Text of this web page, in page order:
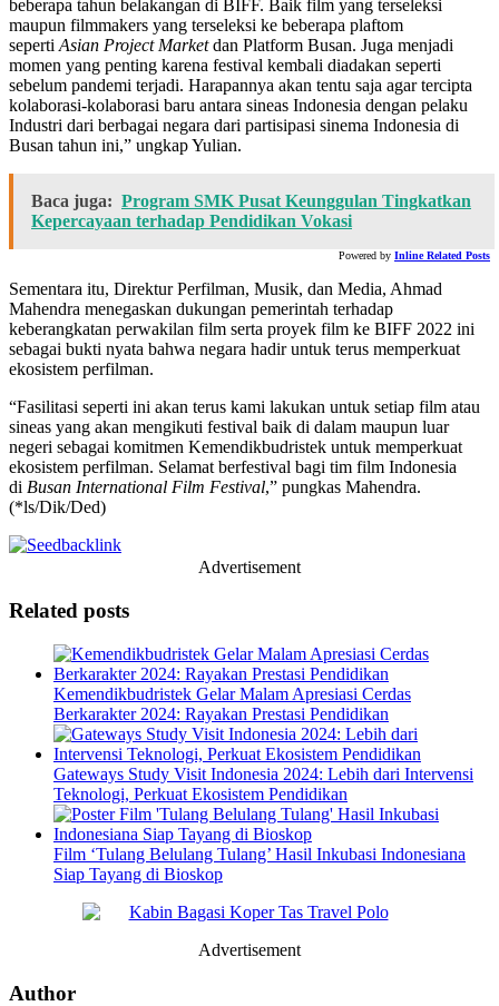
beberapa tahun belakangan di BIFF. Baik film yang terseleksi
maupun filmmakers yang terseleksi ke beberapa plaftom
sepertiAsian Project Marketdan Platform Busan. Juga menjadi
momen yang penting karena festival kembali diadakan seperti
sebelum pandemi terjadi. Harapannya akan tentu saja agar tercipta
kolaborasi-kolaborasi baru antara sineas Indonesia dengan pelaku
Industri dari berbagai negara dari partisipasi sinema Indonesia di
Busan tahun ini,” ungkap Yulian.
Baca juga: Program SMK Pusat Keunggulan Tingkatkan
Kepercayaan terhadap Pendidikan Vokasi
Powered by Inline Related Posts
Sementara itu, Direktur Perfilman, Musik, dan Media, Ahmad
Mahendra menegaskan dukungan pemerintah terhadap
keberangkatan perwakilan film serta proyek film ke BIFF 2022 ini
sebagai bukti nyata bahwa negara hadir untuk terus memperkuat
ekosistem perfilman.
“Fasilitasi seperti ini akan terus kami lakukan untuk setiap film atau
sineas yang akan mengikuti festival baik di dalam maupun luar
negeri sebagai komitmen Kemendikbudristek untuk memperkuat
ekosistem perfilman. Selamat berfestival bagi tim film Indonesia
di Busan International Film Festival,” pungkas Mahendra.
(*ls/Dik/Ded)
Advertisement
Related posts
Kemendikbudristek Gelar Malam Apresiasi Cerdas
Berkarakter 2024: Rayakan Prestasi Pendidikan
Gateways Study Visit Indonesia 2024: Lebih dari Intervensi
Teknologi, Perkuat Ekosistem Pendidikan
Film ‘Tulang Belulang Tulang’ Hasil Inkubasi Indonesiana
Siap Tayang di Bioskop
Advertisement
Author